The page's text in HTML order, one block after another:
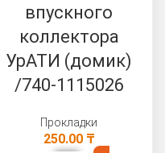
впускного
коллектора
УрАТИ (домик)
/740-1115026
Прокладки
250.00 ₸